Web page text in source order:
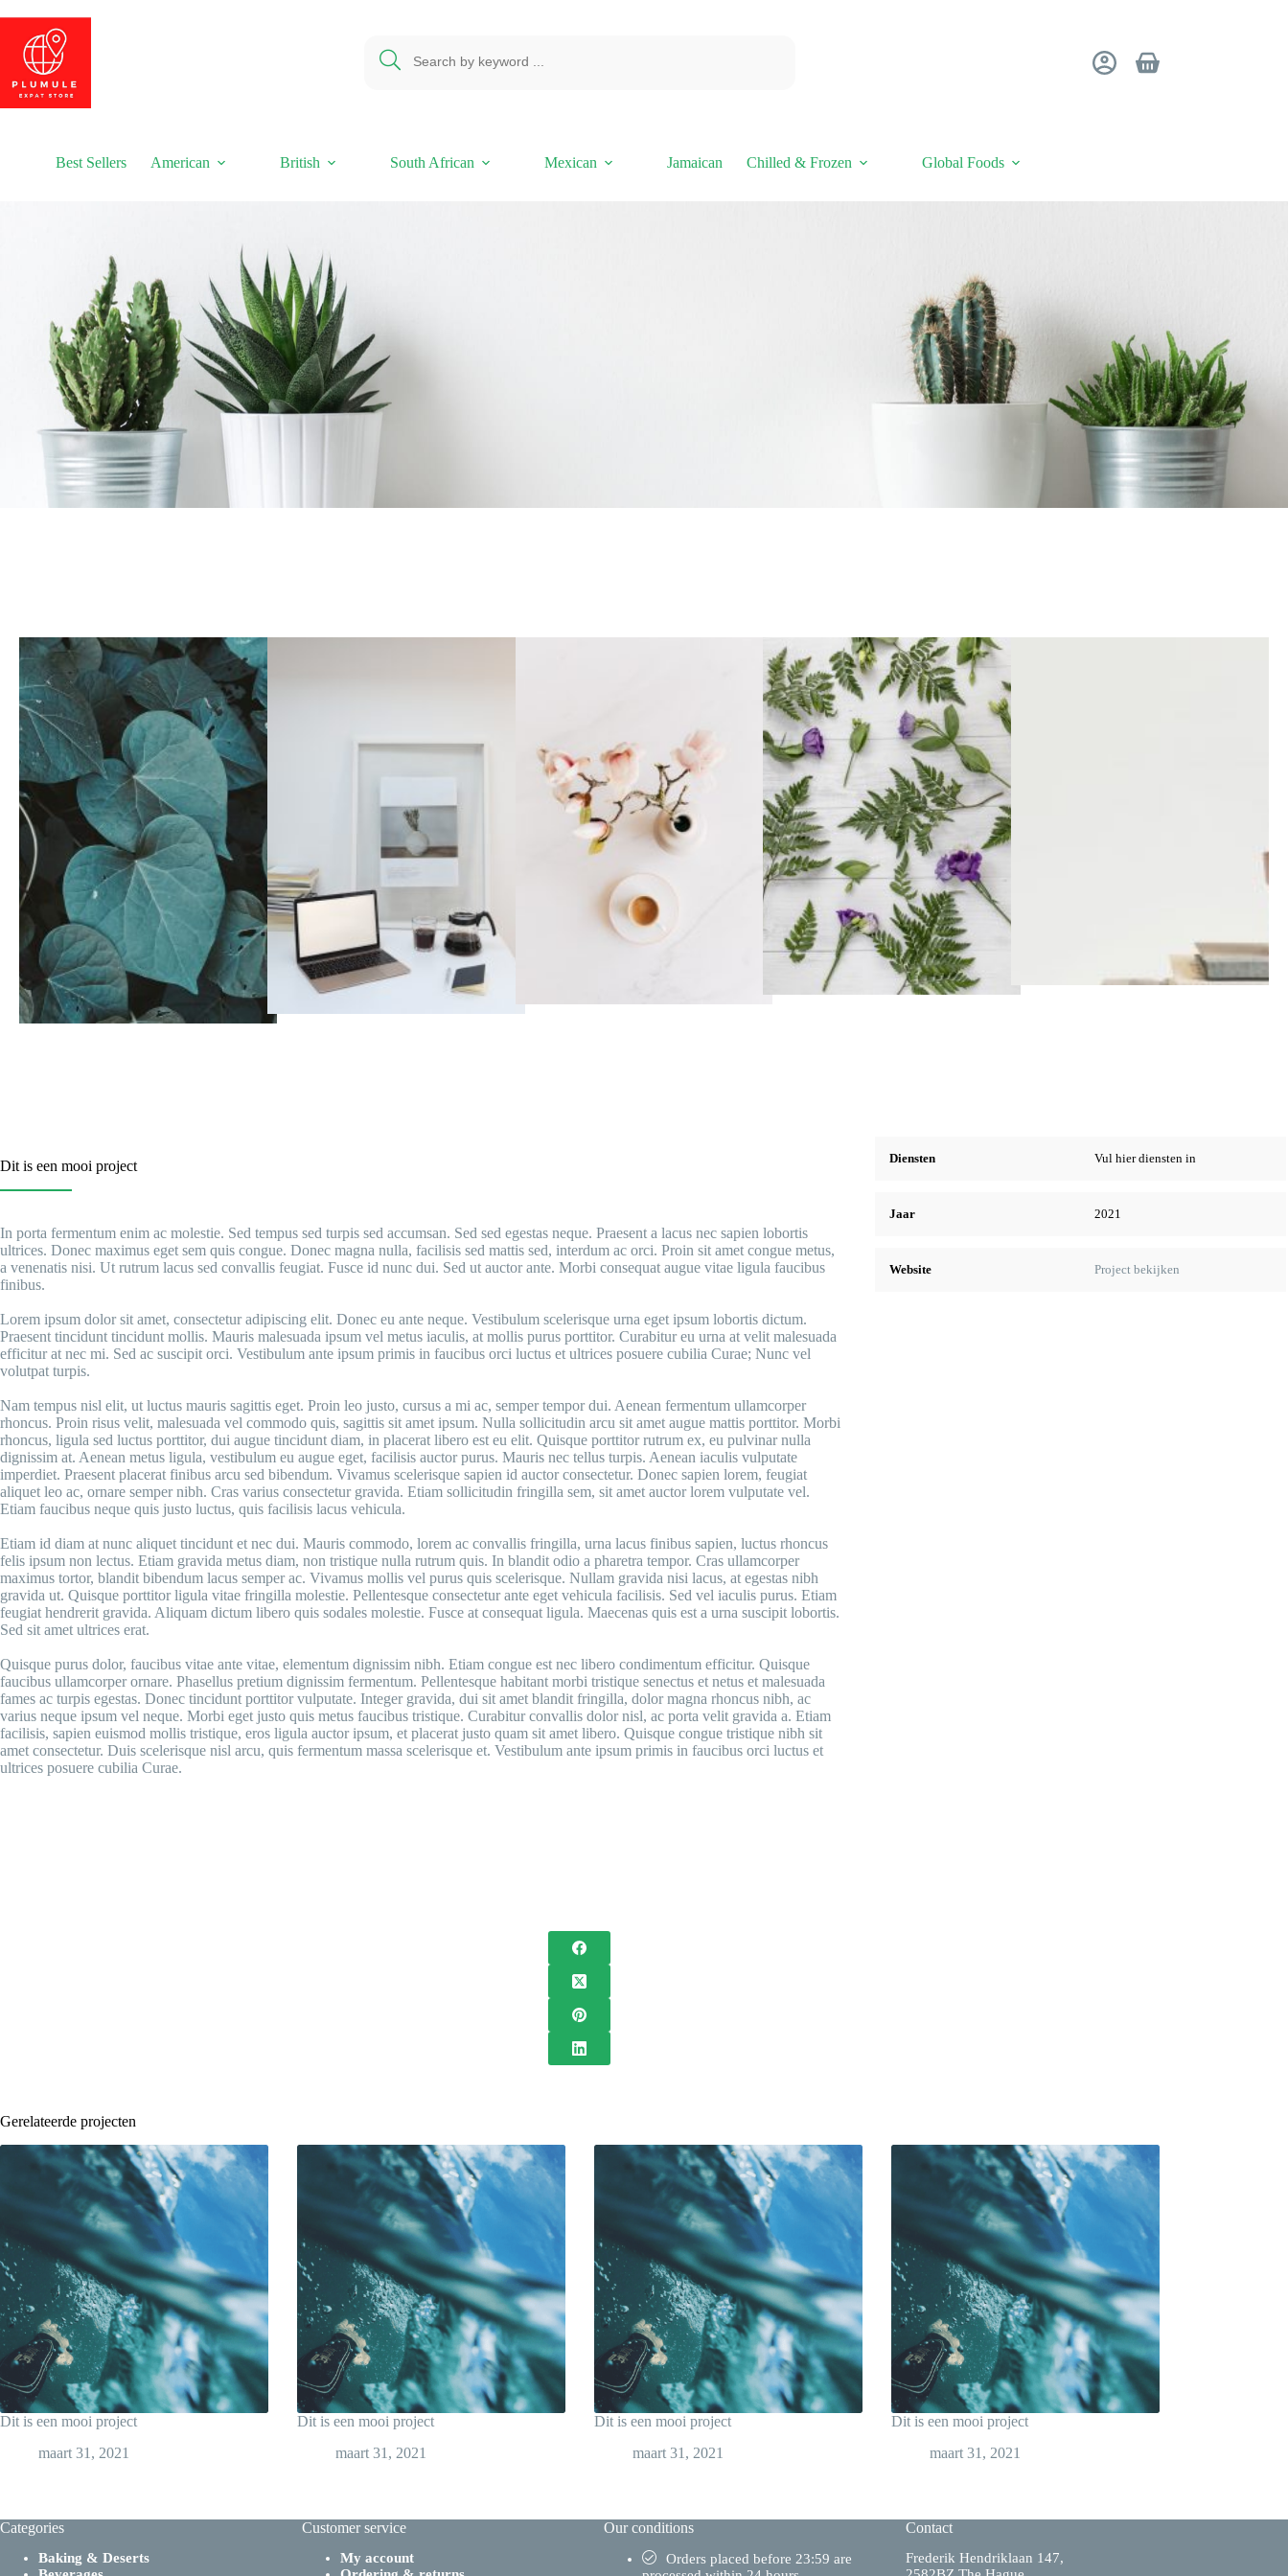
inhoud
Winkelwagen
Best Sellers American British South African Mexican Jamaican Chilled & Frozen Global Foods
Dit is een mooi project
In porta fermentum enim ac molestie. Sed tempus sed turpis sed accumsan. Sed sed egestas neque. Praesent a lacus nec sapien lobortis
ultrices. Donec maximus eget sem quis congue. Donec magna nulla, facilisis sed mattis sed, interdum ac orci. Proin sit amet congue metus,
a venenatis nisi. Ut rutrum lacus sed convallis feugiat. Fusce id nunc dui. Sed ut auctor ante. Morbi consequat augue vitae ligula faucibus
finibus.
Lorem ipsum dolor sit amet, consectetur adipiscing elit. Donec eu ante neque. Vestibulum scelerisque urna eget ipsum lobortis dictum.
Praesent tincidunt tincidunt mollis. Mauris malesuada ipsum vel metus iaculis, at mollis purus porttitor. Curabitur eu urna at velit malesuada
efficitur at nec mi. Sed ac suscipit orci. Vestibulum ante ipsum primis in faucibus orci luctus et ultrices posuere cubilia Curae; Nunc vel
volutpat turpis.
Nam tempus nisl elit, ut luctus mauris sagittis eget. Proin leo justo, cursus a mi ac, semper tempor dui. Aenean fermentum ullamcorper
rhoncus. Proin risus velit, malesuada vel commodo quis, sagittis sit amet ipsum. Nulla sollicitudin arcu sit amet augue mattis porttitor. Morbi
rhoncus, ligula sed luctus porttitor, dui augue tincidunt diam, in placerat libero est eu elit. Quisque porttitor rutrum ex, eu pulvinar nulla
dignissim at. Aenean metus ligula, vestibulum eu augue eget, facilisis auctor purus. Mauris nec tellus turpis. Aenean iaculis vulputate
imperdiet. Praesent placerat finibus arcu sed bibendum. Vivamus scelerisque sapien id auctor consectetur. Donec sapien lorem, feugiat
aliquet leo ac, ornare semper nibh. Cras varius consectetur gravida. Etiam sollicitudin fringilla sem, sit amet auctor lorem vulputate vel.
Etiam faucibus neque quis justo luctus, quis facilisis lacus vehicula.
Etiam id diam at nunc aliquet tincidunt et nec dui. Mauris commodo, lorem ac convallis fringilla, urna lacus finibus sapien, luctus rhoncus
felis ipsum non lectus. Etiam gravida metus diam, non tristique nulla rutrum quis. In blandit odio a pharetra tempor. Cras ullamcorper
maximus tortor, blandit bibendum lacus semper ac. Vivamus mollis vel purus quis scelerisque. Nullam gravida nisi lacus, at egestas nibh
gravida ut. Quisque porttitor ligula vitae fringilla molestie. Pellentesque consectetur ante eget vehicula facilisis. Sed vel iaculis purus. Etiam
feugiat hendrerit gravida. Aliquam dictum libero quis sodales molestie. Fusce at consequat ligula. Maecenas quis est a urna suscipit lobortis.
Sed sit amet ultrices erat.
Quisque purus dolor, faucibus vitae ante vitae, elementum dignissim nibh. Etiam congue est nec libero condimentum efficitur. Quisque
faucibus ullamcorper ornare. Phasellus pretium dignissim fermentum. Pellentesque habitant morbi tristique senectus et netus et malesuada
fames ac turpis egestas. Donec tincidunt porttitor vulputate. Integer gravida, dui sit amet blandit fringilla, dolor magna rhoncus nibh, ac
varius neque ipsum vel neque. Morbi eget justo quis metus faucibus tristique. Curabitur convallis dolor nisl, ac porta velit gravida a. Etiam
facilisis, sapien euismod mollis tristique, eros ligula auctor ipsum, et placerat justo quam sit amet libero. Quisque congue tristique nibh sit
amet consectetur. Duis scelerisque nisl arcu, quis fermentum massa scelerisque et. Vestibulum ante ipsum primis in faucibus orci luctus et
ultrices posuere cubilia Curae.
Diensten Vul hier diensten in
Jaar 2021
Website Project bekijken
Gerelateerde projecten
Dit is een mooi project
maart 31, 2021
Dit is een mooi project
maart 31, 2021
Dit is een mooi project
maart 31, 2021
Dit is een mooi project
maart 31, 2021
Categories
Baking & Deserts
Customer service
My account
Our conditions
Orders placed before 23:59 are
Contact
Frederik Hendriklaan 147,